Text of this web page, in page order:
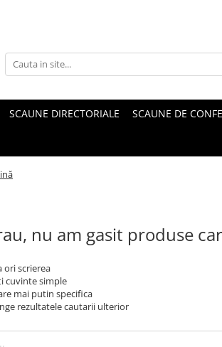
SCAUNE DIRECTORIALE SCAUNE DE
nu am gasit produse
ori scrierea
cuvinte simple
mai putin specifica
rezultatele cautarii ulterior